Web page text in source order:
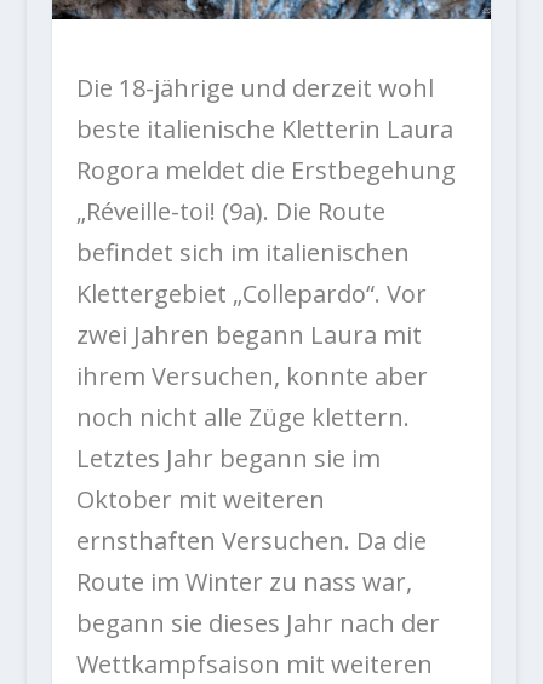
Die 18-jährige und derzeit wohl
beste italienische Kletterin Laura
Rogora meldet die Erstbegehung
„Réveille-toi! (9a). Die Route
befindet sich im italienischen
Klettergebiet „Collepardo“. Vor
zwei Jahren begann Laura mit
ihrem Versuchen, konnte aber
noch nicht alle Züge klettern.
Letztes Jahr begann sie im
Oktober mit weiteren
ernsthaften Versuchen. Da die
Route im Winter zu nass war,
begann sie dieses Jahr nach der
Wettkampfsaison mit weiteren